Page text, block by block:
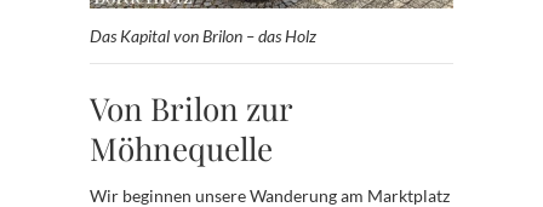
Das Kapital von Brilon – das Holz
Von Brilon zur
Möhnequelle
Wir beginnen unsere Wanderung am Marktplatz